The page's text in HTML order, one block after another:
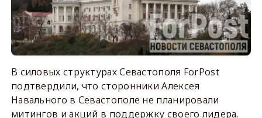
В силовых структурах Севастополя ForPost
подтвердили, что сторонники Алексея
Навального в Севастополе не планировали
митингов и акций в поддержку своего лидера.